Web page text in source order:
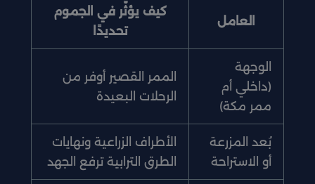
العامل
كيف يؤثّر في الجموم
تحديدًا
الوجهة
(داخلي أم
ممر مكة)
الممر القصير أوفر من
الرحلات البعيدة
بُعد المزرعة
أو الاستراحة
الأطراف الزراعية ونهايات
الطرق الترابية ترفع الجهد